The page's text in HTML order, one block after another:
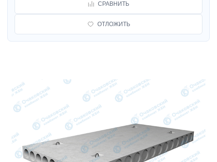
СРАВНИТЬ
ОТЛОЖИТЬ